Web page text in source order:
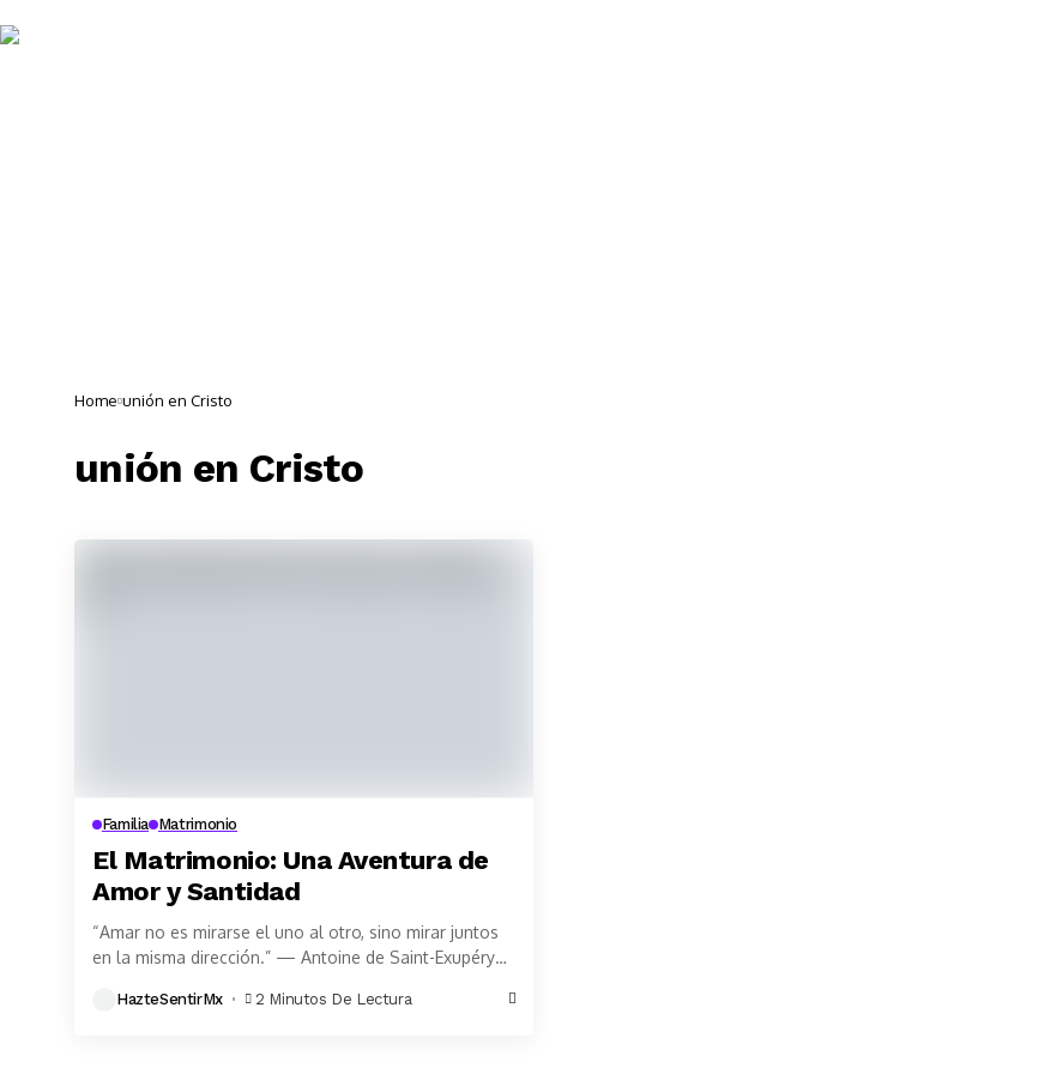
Home unión en Cristo
unión en Cristo
Familia Matrimonio
El Matrimonio: Una Aventura de
Amor y Santidad
“Amar no es mirarse el uno al otro, sino mirar juntos
en la misma dirección.” — Antoine de Saint-Exupéry
HazteSentirMx 2 Minutos De Lectura